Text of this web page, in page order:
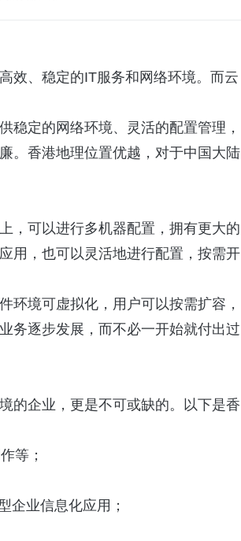
效、稳定的IT服务和网络环境。而云
稳定的网络环境、灵活的配置管理，
。香港地理位置优越，对于中国大陆
，可以进行多机器配置，拥有更大的
用，也可以灵活地进行配置，按需开
环境可虚拟化，用户可以按需扩容，
务逐步发展，而不必一开始就付出过
的企业，更是不可或缺的。以下是香
等；
企业信息化应用；